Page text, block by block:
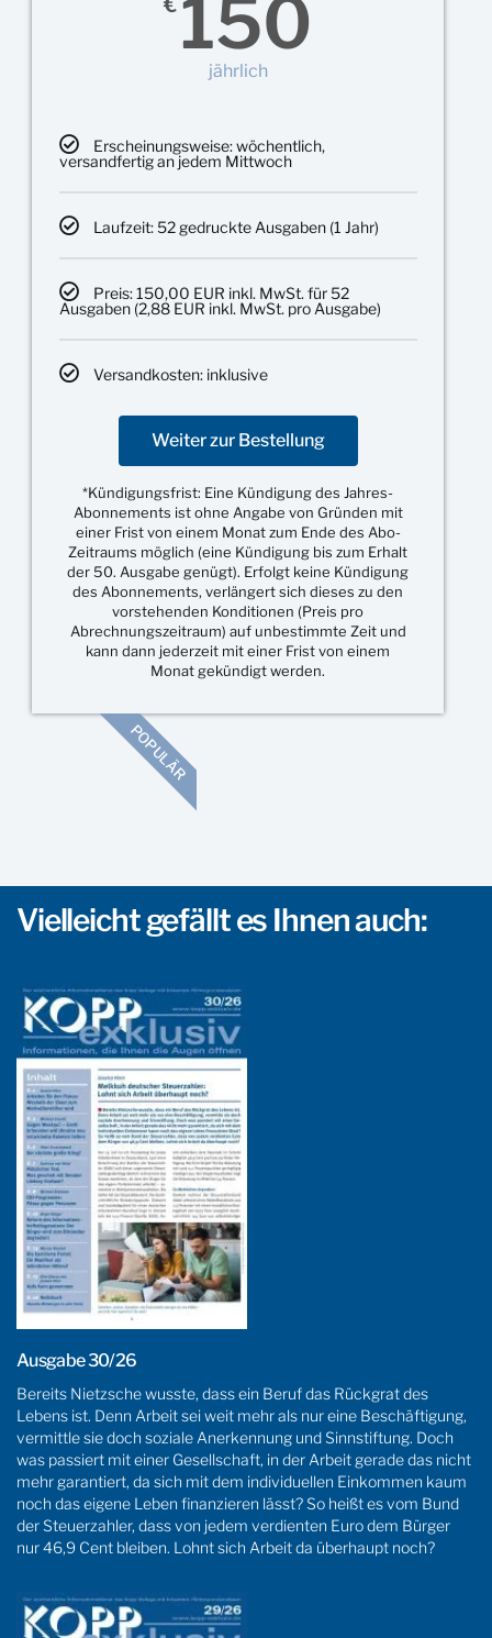
150
jährlich
Erscheinungsweise: wöchentlich,
versandfertig an jedem Mittwoch
Laufzeit: 52 gedruckte Ausgaben (1 Jahr)
Preis: 150,00 EUR inkl. MwSt. für 52
Ausgaben (2,88 EUR inkl. MwSt. pro Ausgabe)
Versandkosten: inklusive
Weiter zur Bestellung
*Kündigungsfrist: Eine Kündigung des Jahres-
Abonnements ist ohne Angabe von Gründen mit
einer Frist von einem Monat zum Ende des Abo-
Zeitraums möglich (eine Kündigung bis zum Erhalt
der 50. Ausgabe genügt). Erfolgt keine Kündigung
des Abonnements, verlängert sich dieses zu den
vorstehenden Konditionen (Preis pro
Abrechnungszeitraum) auf unbestimmte Zeit und
kann dann jederzeit mit einer Frist von einem
Monat gekündigt werden.
POPULÄR
Vielleicht gefällt es Ihnen auch:
Ausgabe 30/26
Bereits Nietzsche wusste, dass ein Beruf das Rückgrat des
Lebens ist. Denn Arbeit sei weit mehr als nur eine Beschäftigung,
vermittle sie doch soziale Anerkennung und Sinnstiftung. Doch
was passiert mit einer Gesellschaft, in der Arbeit gerade das nicht
mehr garantiert, da sich mit dem individuellen Einkommen kaum
noch das eigene Leben finanzieren lässt? So heißt es vom Bund
der Steuerzahler, dass von jedem verdienten Euro dem Bürger
nur 46,9 Cent bleiben. Lohnt sich Arbeit da überhaupt noch?